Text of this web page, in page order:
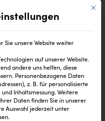
Mit
Sie unsere Website weiter
auf unserer Website.
andere uns helfen, diese
Personenbezogene Daten
z. B. für personalisierte
Inhaltsmessung. Weitere
Daten finden Sie in unserer
Auswahl jederzeit unter